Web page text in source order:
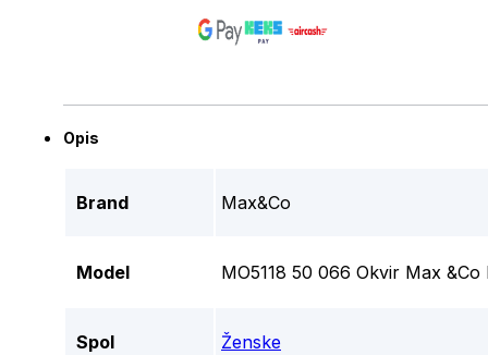
Opis
Brand Max&Co
Model MO5118 50 066 Okvir Max
Spol Ženske